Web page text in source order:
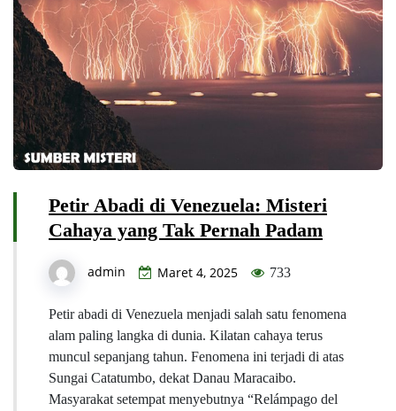
Petir Abadi di Venezuela: Misteri
Cahaya yang Tak Pernah Padam
admin Maret 4, 2025 733
Petir abadi di Venezuela menjadi salah satu fenomena
alam paling langka di dunia. Kilatan cahaya terus
muncul sepanjang tahun. Fenomena ini terjadi di atas
Sungai Catatumbo, dekat Danau Maracaibo.
Masyarakat setempat menyebutnya “Relámpago del